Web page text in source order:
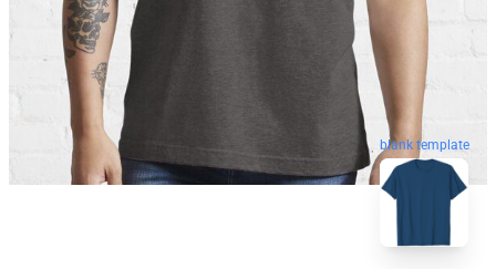
blank template